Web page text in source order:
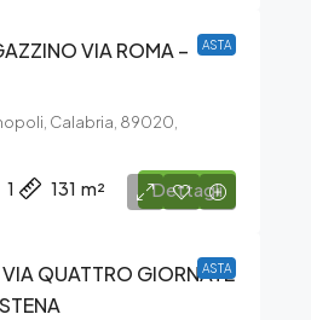
ASTA
VIA ROMA –
Calabria, 89020,
1 131 m² Dettagli
ASTA
QUATTRO GIORNATE